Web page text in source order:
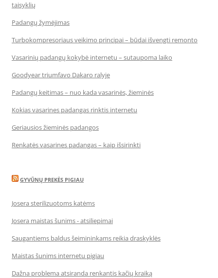
taisyklių
Padangų žymėjimas
Turbokompresoriaus veikimo principai – būdai išvengti remonto
Vasarinių padangų kokybė internetu – sutaupoma laiko
Goodyear triumfavo Dakaro ralyje
Padangų keitimas – nuo kada vasarinės, žieminės
Kokias vasarines padangas rinktis internetu
Geriausios žieminės padangos
Renkatės vasarines padangas – kaip išsirinkti
GYVŪNŲ PREKĖS PIGIAU
Josera sterilizuotoms katėms
Josera maistas šunims - atsiliepimai
Saugantiems baldus šeimininkams reikia draskyklės
Maistas šunims internetu pigiau
Dažna problema atsiranda renkantis kačių kraiką